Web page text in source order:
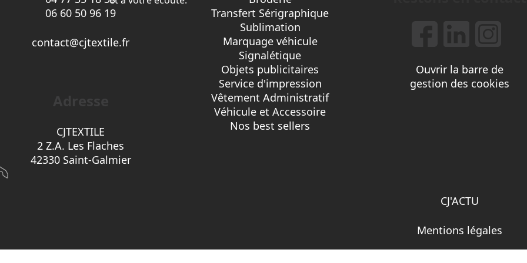
06 60 50 96 19
contact@cjtextile.fr
CJTEXTILE
2 Z.A. Les Flaches
42330 Saint-Galmier
Transfert Sérigraphique
Sublimation
Marquage véhicule
Signalétique
Objets publicitaires
Service d'impression
Vêtement Administratif
Véhicule et Accessoire
Nos best sellers
Ouvrir la barre de
gestion des cookies
CJ'ACTU
Mentions légales